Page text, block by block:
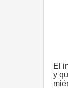
El
y